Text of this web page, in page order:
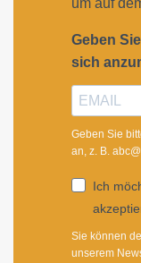
um auf
Geben
sich
Geben Sie
an, z. B.
Ich
Sie können
unserem